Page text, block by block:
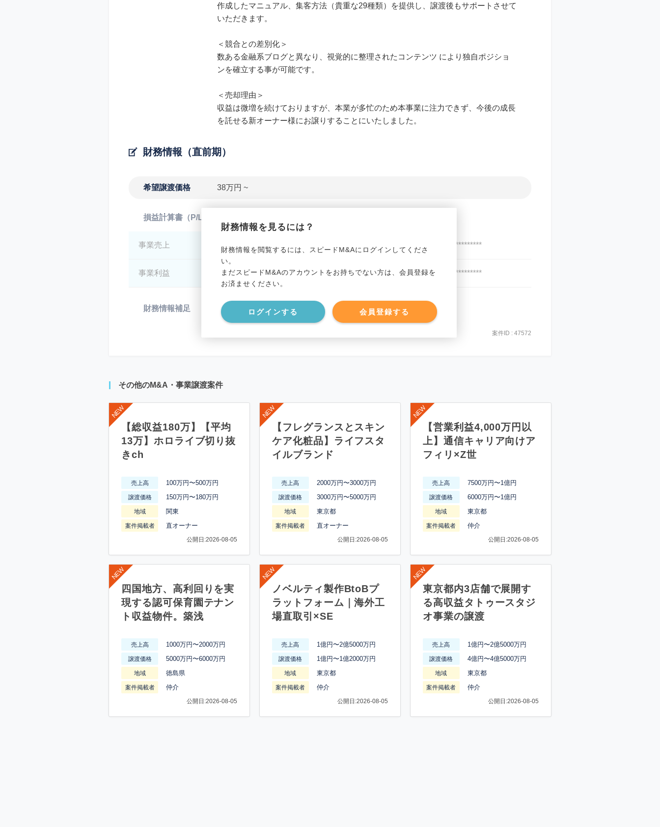
作成したマニュアル、集客方法（貴重な29種類）を提供し、譲渡後もサポートさせて
いただきます。
＜競合との差別化＞
数ある金融系ブログと異なり、視覚的に整理されたコンテンツ により独自ポジショ
ンを確立する事が可能です。
＜売却理由＞
収益は微増を続けておりますが、本業が多忙のため本事業に注力できず、今後の成長
を託せる新オーナー様にお譲りすることにいたしました。
財務情報（直前期）
希望譲渡価格 38万円 ~
財務情報を見るには？
財務情報を閲覧するには、スピードM&Aにログインしてくださ
い。
まだスピードM&Aのアカウントをお持ちでない方は、会員登録を
お済ませください。
ログインする 会員登録する
損益計算書（P/L）
事業売上 ********************
事業利益 ********************
事業資産 ********************
事業負債 ********************
財務情報補足 ********************
案件ID : 47572
その他のM&A・事業譲渡案件
【総収益180万】【平均
13万】ホロライブ切り抜
きch
売上高 100万円〜500万円
譲渡価格 150万円〜180万円
地域 関東
案件掲載者 直オーナー
公開日:2026-08-05
【フレグランスとスキン
ケア化粧品】ライフスタ
イルブランド
売上高 2000万円〜3000万円
譲渡価格 3000万円〜5000万円
地域 東京都
案件掲載者 直オーナー
公開日:2026-08-05
【営業利益4,000万円以
上】通信キャリア向けア
フィリ×Z世
売上高 7500万円〜1億円
譲渡価格 6000万円〜1億円
地域 東京都
案件掲載者 仲介
公開日:2026-08-05
四国地方、高利回りを実
現する認可保育園テナン
ト収益物件。築浅
売上高 1000万円〜2000万円
譲渡価格 5000万円〜6000万円
地域 徳島県
案件掲載者 仲介
公開日:2026-08-05
ノベルティ製作BtoBプ
ラットフォーム｜海外工
場直取引×SE
売上高 1億円〜2億5000万円
譲渡価格 1億円〜1億2000万円
地域 東京都
案件掲載者 仲介
公開日:2026-08-05
東京都内3店舗で展開す
る高収益タトゥースタジ
オ事業の譲渡
売上高 1億円〜2億5000万円
譲渡価格 4億円〜4億5000万円
地域 東京都
案件掲載者 仲介
公開日:2026-08-05